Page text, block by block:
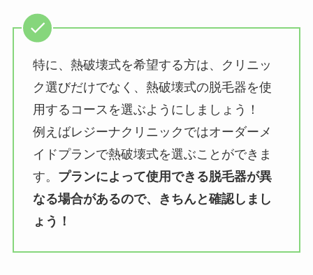
特に、熱破壊式を希望する方は、クリニッ
ク選びだけでなく、熱破壊式の脱毛器を使
用するコースを選ぶようにしましょう！
例えばレジーナクリニックではオーダーメ
イドプランで熱破壊式を選ぶことができま
す。 プランによって使用できる脱毛器が異
なる場合があるので、きちんと確認しまし
ょう！